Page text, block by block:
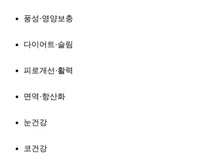
풍성·영양보충
다이어트·슬림
피로개선·활력
면역·항산화
눈건강
코건강